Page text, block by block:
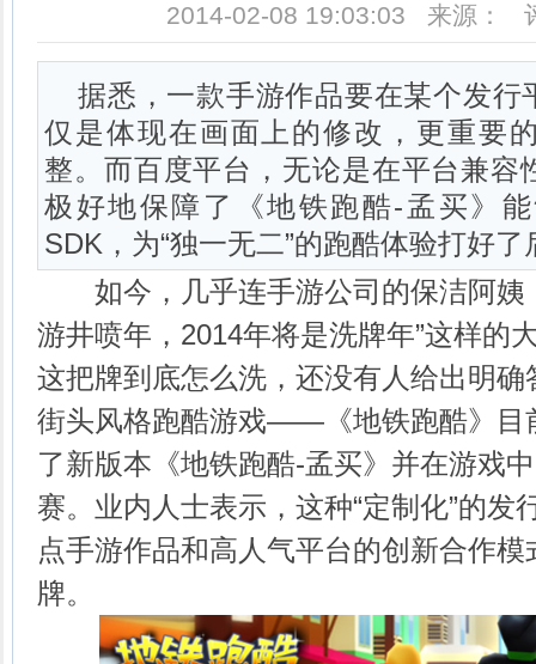
2014-02-08 19:03:03 来源：
据悉，一款手游作品要在某个发行
仅是体现在画面上的修改，更重要
整。而百度平台，无论是在平台兼容
极好地保障了《地铁跑酷-孟买》
SDK，为“独一无二”的跑酷体验打好
如今，几乎连手游公司的保洁阿姨
游井喷年，2014年将是洗牌年”这样的
这把牌到底怎么洗，还没有人给出明
街头风格跑酷游戏——《地铁跑酷》目
了新版本《地铁跑酷-孟买》并在游戏
赛。业内人士表示，这种“定制化”的发
点手游作品和高人气平台的创新合作
牌。